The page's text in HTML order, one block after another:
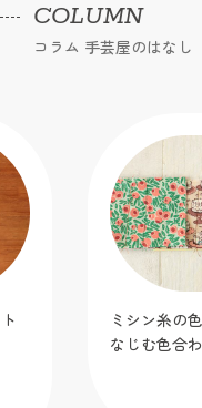
COLUMN
コラム 手芸屋のはなし
ミシン糸の
なじむ色合